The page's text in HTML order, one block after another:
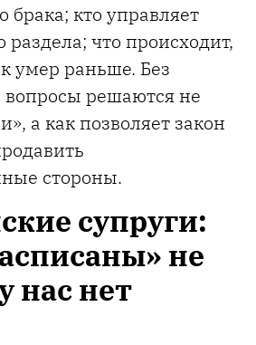
брака; кто управляет
что происходит,
умер раньше. Без
вопросы решаются не
а как позволяет закон
стороны.
супруги:
не
нас нет